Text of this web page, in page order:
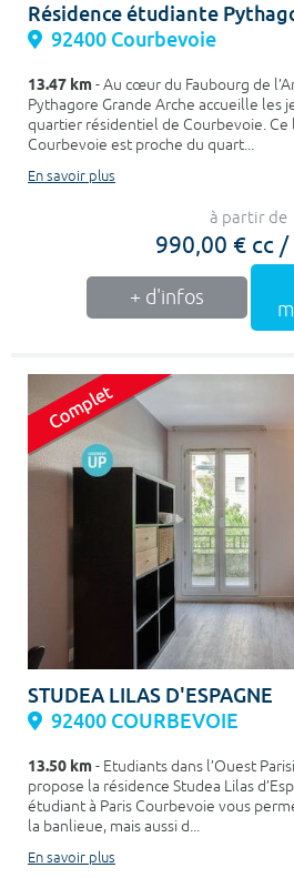
Résidence étudiante
92400 Courbevoie
13.47 km- Au cœur du Faubourg de
Pythagore Grande Arche accueille les
quartier résidentiel de Courbevoie.
Courbevoie est proche du quart...
En savoir plus
à partir de
990,00 € cc /
+ d'infos
STUDEA LILAS D'ESPAGNE
92400 COURBEVOIE
13.50 km- Etudiants dans l’Ouest
propose la résidence Studea Lilas
étudiant à Paris Courbevoie vous
la banlieue, mais aussi d...
En savoir plus